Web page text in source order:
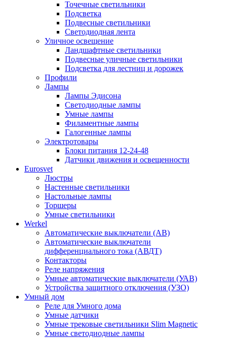
Точечные светильники
Подсветка
Подвесные светильники
Светодиодная лента
Уличное освещение
Ландшафтные светильники
Подвесные уличные светильники
Подсветка для лестниц и дорожек
Профили
Лампы
Лампы Эдисона
Светодиодные лампы
Умные лампы
Филаментные лампы
Галогенные лампы
Электротовары
Блоки питания 12-24-48
Датчики движения и освещенности
Eurosvet
Люстры
Настенные светильники
Настольные лампы
Торшеры
Умные светильники
Werkel
Автоматические выключатели (АВ)
Автоматические выключатели
дифференциального тока (АВДТ)
Контакторы
Реле напряжения
Умные автоматические выключатели (УАВ)
Устройства защитного отключения (УЗО)
Умный дом
Реле для Умного дома
Умные датчики
Умные трековые светильники Slim Magnetic
Умные светодиодные лампы